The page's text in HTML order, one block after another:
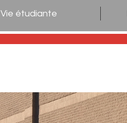
Vie étudiante